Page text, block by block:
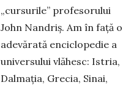
„cursu­rile” profeso­ru­lui
John Nan­driș. Am în față o
adevărată enciclo­pe­die a
universului vlă­hesc: Istria,
Dalmația, Grecia, Si­nai,